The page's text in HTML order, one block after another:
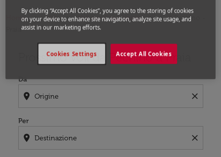
Home Voli Voli per Capo Verde
Voli Pechino -
Prossimo voli da Pechino a Praia
Da
location_on close
Per
location_on close
Prova ad aggiornare il tuo percorso (origine e/o
By clicking “Accept All Cookies”, you agree to the storing of cookies
on your device to enhance site navigation, analyze site usage, and
assist in our marketing efforts.
Accept All Cookies
Cookies Settings